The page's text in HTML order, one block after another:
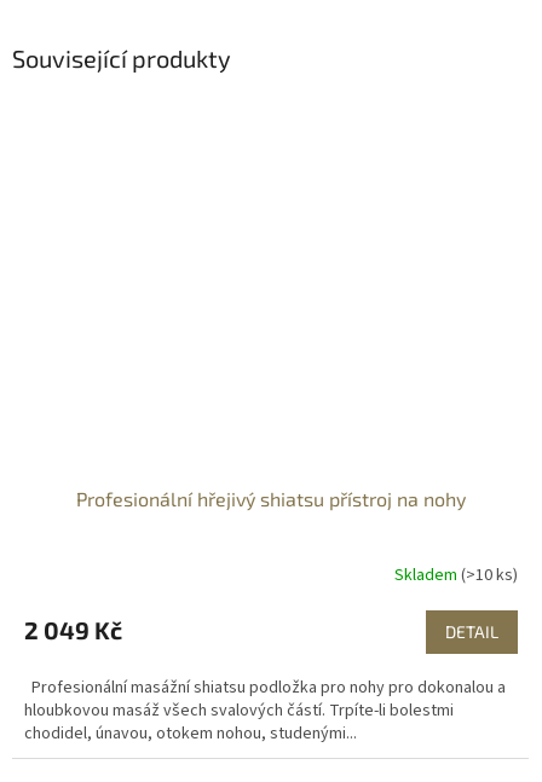
Související produkty
Profesionální hřejivý shiatsu přístroj na nohy
Skladem (>10 ks)
2 049 Kč DETAIL
Profesionální masážní shiatsu podložka pro nohy pro dokonalou a
hloubkovou masáž všech svalových částí. Trpíte-li bolestmi
chodidel, únavou, otokem nohou, studenými...